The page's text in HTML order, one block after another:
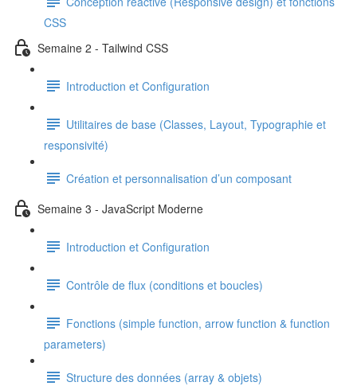
CSS
Semaine 2 - Tailwind CSS
Introduction et Configuration
Utilitaires de base (Classes, Layout, Typographie et
responsivité)
Création et personnalisation d’un composant
Semaine 3 - JavaScript Moderne
Introduction et Configuration
Contrôle de flux (conditions et boucles)
Fonctions (simple function, arrow function & function
parameters)
Structure des données (array & objets)